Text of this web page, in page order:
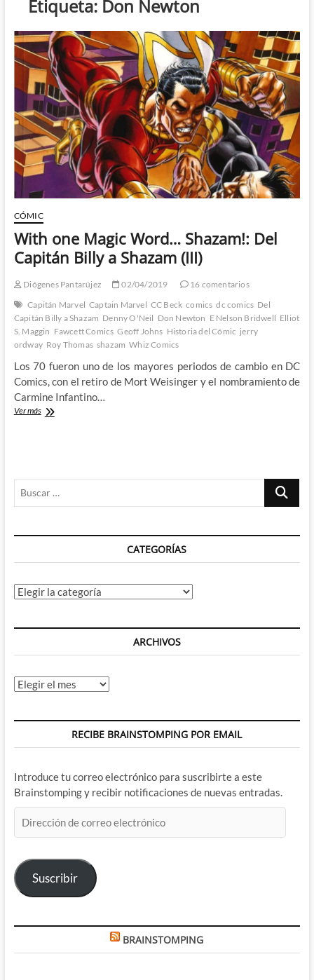
Etiqueta: Don Newton
CÓMIC
With one Magic Word… Shazam!: Del
Capitán Billy a Shazam (III)
Diógenes Pantarújez 02/04/2019
16 comentarios
Capitán Marvel Captain Marvel CC Beck comics dc comics Del
Capitán Billy a Shazam Denny O'Neil Don Newton E Nelson Bridwell Elliot
S. Maggin Fawcett Comics Geoff Johns Historia del Cómic jerry
ordway Roy Thomas shazam Whiz Comics
Los 70 fueron uno de los mayores periodos de cambio en DC
Comics, con el retiro de Mort Weisinger y el nombramiento de
Carmine Infantino…
Ver másWith
Billy
(III)
Buscar
CATEGORÍAS
Categorías
ARCHIVOS
Archivos
RECIBE BRAINSTOMPING POR EMAIL
Introduce tu correo electrónico para suscribirte a este
Brainstomping y recibir notificaciones de nuevas entradas.
de
electrónico
Suscribir
BRAINSTOMPING